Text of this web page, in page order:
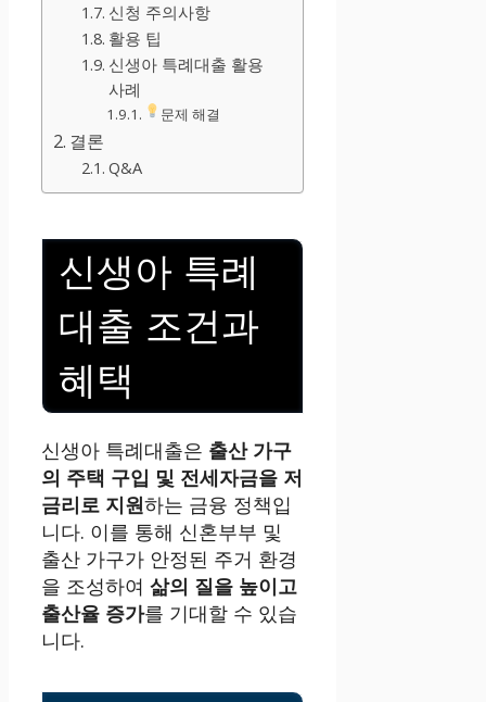
신청 주의사항
활용 팁
신생아 특례대출 활용
사례
문제 해결
결론
Q&A
신생아 특례
대출 조건과
혜택
신생아 특례대출은 출산 가구
의 주택 구입 및 전세자금을 저
금리로 지원하는 금융 정책입
니다. 이를 통해 신혼부부 및
출산 가구가 안정된 주거 환경
을 조성하여 삶의 질을 높이고
출산율 증가를 기대할 수 있습
니다.